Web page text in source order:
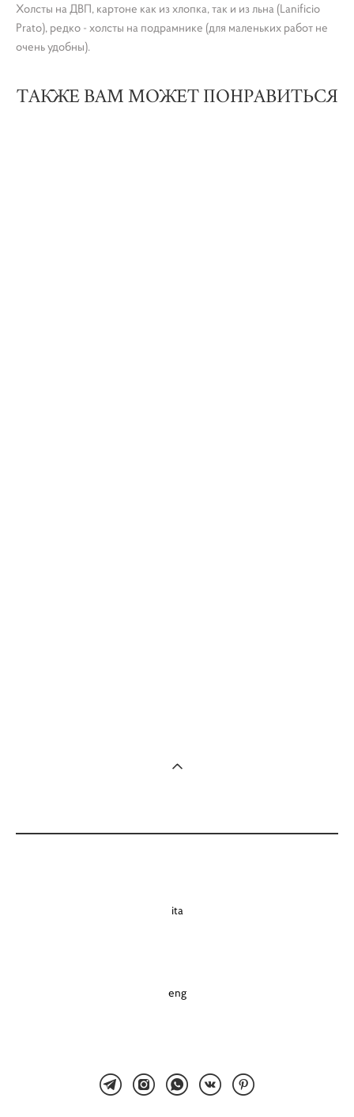
Холсты на ДВП, картоне как из хлопка, так и из льна (Lanificio
Prato), редко - холсты на подрамнике (для маленьких работ не
очень удобны).
ТАКЖЕ ВАМ МОЖЕТ ПОНРАВИТЬСЯ
ita
eng